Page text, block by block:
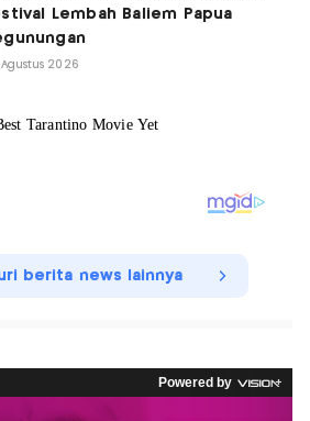
Lembah Baliem Papua
2026
berita news lainnya